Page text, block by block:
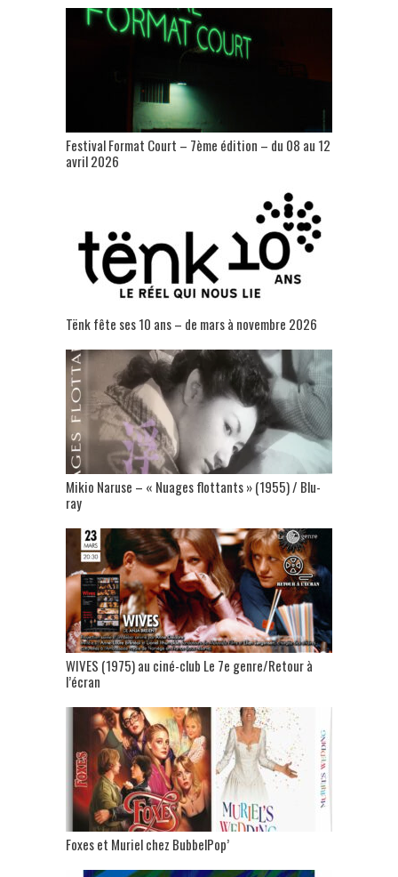
Festival Format Court – 7ème édition – du 08 au 12
avril 2026
Tënk fête ses 10 ans – de mars à novembre 2026
Mikio Naruse – « Nuages flottants » (1955) / Blu-
ray
WIVES (1975) au ciné-club Le 7e genre/Retour à
l’écran
Foxes et Muriel chez BubbelPop’